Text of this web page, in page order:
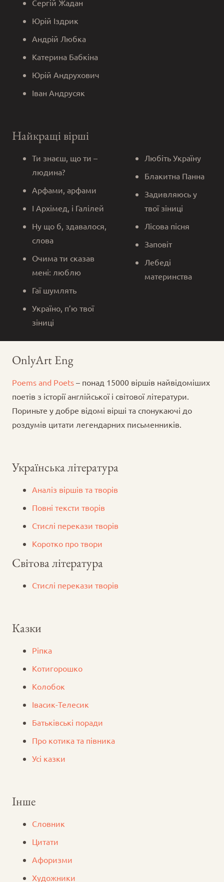
Сергій Жадан
Юрій Іздрик
Андрій Любка
Катерина Бабкіна
Юрій Андрухович
Іван Андрусяк
Найкращі вірші
Ти знаєш, що ти –
людина?
Арфами, арфами
І Архімед, і Галілей
Ну що б, здавалося,
слова
Очима ти сказав
мені: люблю
Гаї шумлять
Україно, п’ю твої
зіниці
Любіть Україну
Блакитна Панна
Задивляюсь у
твої зіниці
Лісова пісня
Заповіт
Лебеді
материнства
OnlyArt Eng
Poems and Poets – понад 15000 віршів найвідоміших
поетів з історії англійської і світової літератури.
Пориньте у добре відомі вірші та спонукаючі до
роздумів цитати легендарних письменників.
Українська література
Аналіз віршів та творів
Повні тексти творів
Стислі перекази творів
Коротко про твори
Світова література
Стислі перекази творів
Казки
Ріпка
Котигорошко
Колобок
Iвасик-Телесик
Батьківські поради
Про котика та півника
Усі казки
Інше
Словник
Цитати
Афоризми
Художники